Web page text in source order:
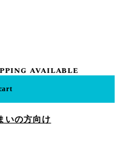
available
いの方向け